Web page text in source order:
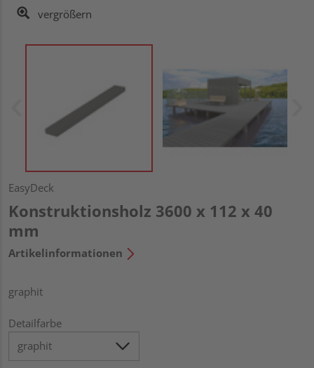
vergrößern
EasyDeck
Konstruktionsholz 3600 x 112 x 40
mm
Artikelinformationen
graphit
Detailfarbe